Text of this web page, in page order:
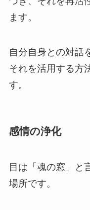
ます。
自分自身との対話
それを活用する方
す。
感情の浄化
目は「魂の窓」と
場所です。